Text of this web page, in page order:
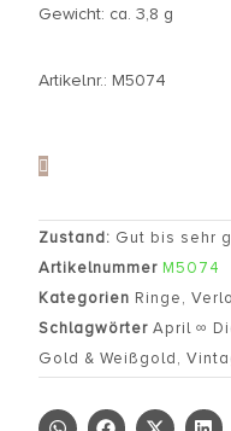
Gewicht: ca. 3,8 g
Artikelnr.: M5074
Zustand: Gut bis sehr
Artikelnummer M5074
Kategorien Ringe,
Schlagwörter April ∞
Gold & Weißgold,